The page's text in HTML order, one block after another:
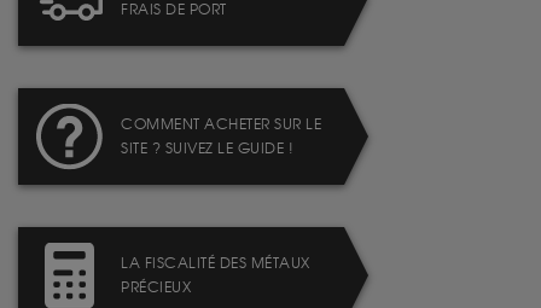
FRAIS DE PORT
COMMENT ACHETER SUR LE
SITE ? SUIVEZ LE GUIDE !
LA FISCALITÉ DES MÉTAUX
PRÉCIEUX